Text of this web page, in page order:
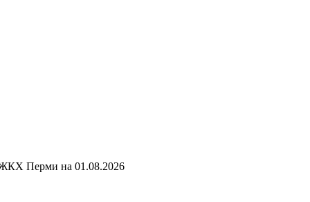
ЖКХ Перми на 01.08.2026